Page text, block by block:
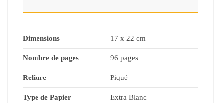
Dimensions 17 x 22 cm
Nombre de pages 96 pages
Reliure Piqué
Type de Papier Extra Blanc